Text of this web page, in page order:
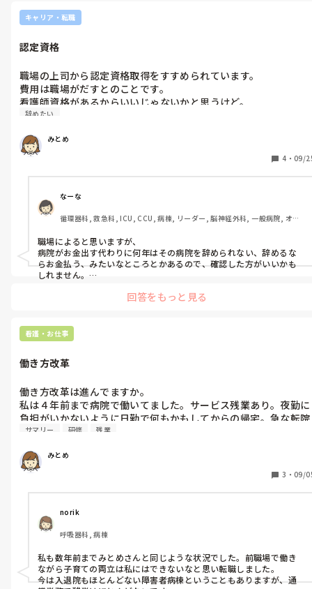
ただ、オンコールがあるとこが多い。
その辺配慮してもらえたらいいんじゃないかなと思います。
10数年いらしたのなら経験はあるので大丈夫じゃないですかね？
るか、時間をとるのか、、、でもお金いるし、、、で全く就活が進
みません。
悩ましいですよね、、、。
キャリア・転職
認定資格
職場の上司から認定資格取得をすすめられています。
費用は職場がだすとのことです。
看護師資格があるからいいじゃないかと思うけど。
そんなに認定資格て大事なんでしょうか。
しょうか。とっておいて損はないと言われます。職場が費用を出
すということは、もし資格とったら辞めにくいと思ってしまいま
す。今の職場は辞めたいと思いながら働き日々流されて過ごして
ます。
辞めたい
みとめ
4 ・ 09/
なーな
循環器科, 救急科, ICU, CCU, 病棟, リーダー, 脳神経外科, 一般病院, オペ
職場によると思いますが、
病院がお金出す代わりに何年はその病院を辞められない、辞めるな
らお金払う、みたいなところとかあるので、確認した方がいいかも
しれません。
定取得に強い思いがないならそういう待遇面で判断してもいいかも
割にあうか…仕事だけ増えて給料は増えないみたいなのよく聞きま
す。
回答をもっと見る
看護・お仕事
働き方改革
働き方改革は進んでますか。
私は４年前まで病院で働いてました。サービス残業あり。夜勤に
負担がいかないように日勤で何もかもしてからの帰宅。急な転院
される方のサマリー記入。やりたくもない研究、研修参加。休み
子育てと家庭との両立が難しく退職しました。
今はどうなんでしょうか。
サマリー 研修 残業
みとめ
3 ・ 09/
norik
呼吸器科, 病棟
私も数年前までみとめさんと同じような状況でした。前職場で働き
ながら子育ての両立は私にはできないなと思い転職しました。
今は入退院もほとんどない障害者病棟ということもありますが、通